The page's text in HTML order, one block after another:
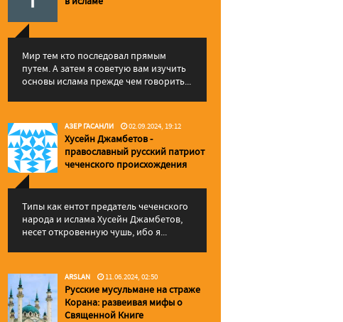
Мир тем кто последовал прямым
путем. А затем я советую вам изучить
основы ислама прежде чем говорить...
АЗЕР ГАСАНЛИ 02.09.2024, 19:12
Хусейн Джамбетов -
православный русский патриот
чеченского происхождения
Типы как ентот предатель чеченского
народа и ислама Хусейн Джамбетов,
несет откровенную чушь, ибо я...
ARSLAN 11.06.2024, 02:50
Русские мусульмане на страже
Корана: pазвеивая мифы о
Священной Книге